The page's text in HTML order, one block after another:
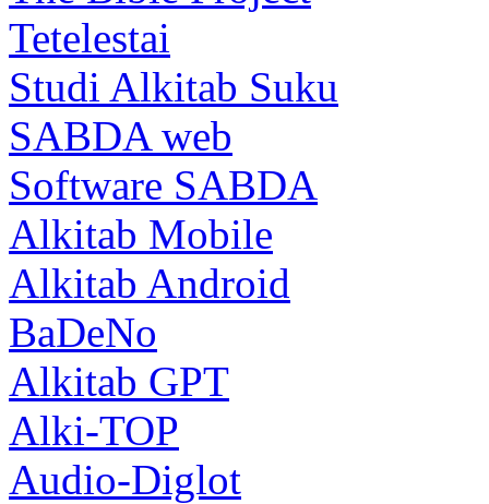
Tetelestai
Studi Alkitab Suku
SABDA web
Software SABDA
Alkitab Mobile
Alkitab Android
BaDeNo
Alkitab GPT
Alki-TOP
Audio-Diglot